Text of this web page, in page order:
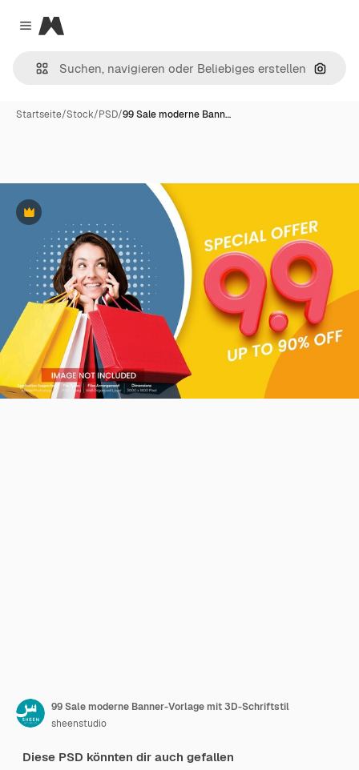
Close menu
Magnific
Nach
Startseite/Stock/PSD/99 Sale moderne Bann…
Premium
99 Sale moderne Banner-Vorlage mit 3D-Schriftstil
sheenstudio
Diese PSD könnten dir auch gefallen